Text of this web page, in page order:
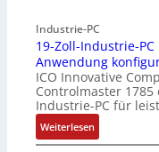
Industrie-PC
19-Zoll-Industrie-
Anwendung
ICO Innovative
Controlmaster
Industrie-PC für
Weiterlesen:
1